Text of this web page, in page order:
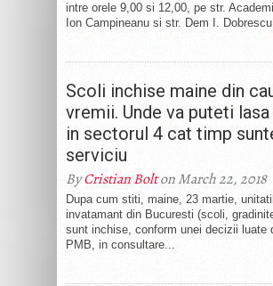
intre orele 9,00 si 12,00, pe str.
Ion Campineanu si str. Dem I.
Scoli inchise maine din
vremii. Unde va puteti
in sectorul 4 cat timp
serviciu
ByCristian Bolton March 22, 2018
Dupa cum stiti, maine, 23 martie,
invatamant din Bucuresti (scoli,
sunt inchise, conform unei decizii luate
PMB, in consultare...